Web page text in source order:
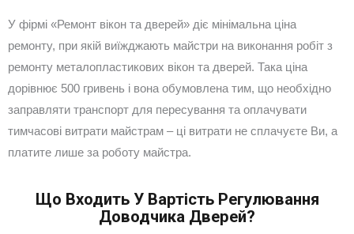
У фірмі «Ремонт вікон та дверей» діє мінімальна ціна
ремонту, при якій виїжджають майстри на виконання робіт з
ремонту металопластикових вікон та дверей. Така ціна
дорівнює 500 гривень і вона обумовлена тим, що необхідно
заправляти транспорт для пересування та оплачувати
тимчасові витрати майстрам – ці витрати не сплачуєте Ви, а
платите лише за роботу майстра.
Що Входить У Вартість Регулювання
Доводчика Дверей?